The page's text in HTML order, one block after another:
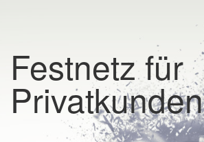
Festnetz für
Privatkunden